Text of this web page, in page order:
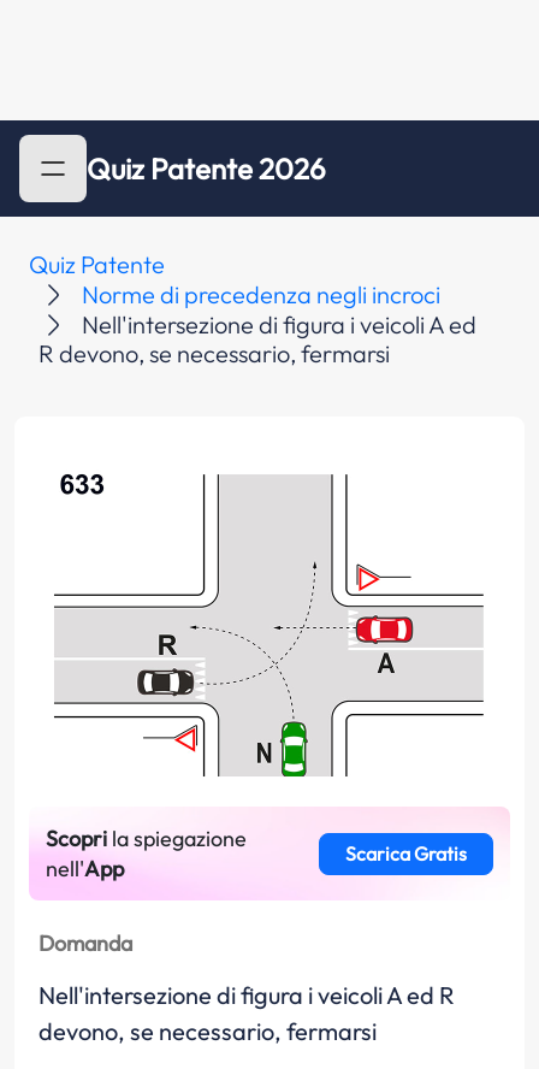
Quiz Patente 2026
Quiz Patente
Norme di precedenza negli incroci
Nell'intersezione di figura i veicoli A ed
R devono, se necessario, fermarsi
Scopri la spiegazione
nell'App
Scarica Gratis
Domanda
Nell'intersezione di figura i veicoli A ed R
devono, se necessario, fermarsi